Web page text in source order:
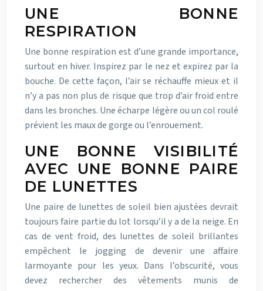
UNE BONNE
RESPIRATION
Une bonne respiration est d’une grande importance,
surtout en hiver. Inspirez par le nez et expirez par la
bouche. De cette façon, l’air se réchauffe mieux et il
n’y a pas non plus de risque que trop d’air froid entre
dans les bronches. Une écharpe légère ou un col roulé
prévient les maux de gorge ou l’enrouement.
UNE BONNE VISIBILITÉ
AVEC UNE BONNE PAIRE
DE LUNETTES
Une paire de lunettes de soleil bien ajustées devrait
toujours faire partie du lot lorsqu’il y a de la neige. En
cas de vent froid, des lunettes de soleil brillantes
empêchent le jogging de devenir une affaire
larmoyante pour les yeux. Dans l’obscurité, vous
devez rechercher des vêtements munis de